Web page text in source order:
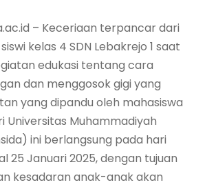
– Keceriaan terpancar dari
kelas 4 SDN Lebakrejo 1 saat
edukasi tentang cara
dan menggosok gigi yang
yang dipandu oleh mahasiswa
Universitas Muhammadiyah
ini berlangsung pada hari
25 Januari 2025, dengan tujuan
kesadaran anak-anak akan